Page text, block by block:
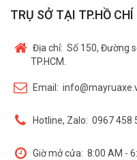
TRỤ SỞ TẠI TP.HỒ
Địa chỉ: Số 150, Đường
TP.HCM.
Email:
Hotline, Zalo: 0967 458
Giờ mở cửa: 8:00 AM -